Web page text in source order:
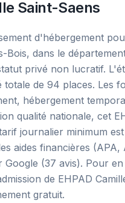
Saint-Saens
d'hébergement
dans le
privé non lucratif.
de 94 places. Les
hébergement
qualité nationale, cet
journalier minimum
aides financières (APA,
(37 avis). Pour
de EHPAD
gratuit.